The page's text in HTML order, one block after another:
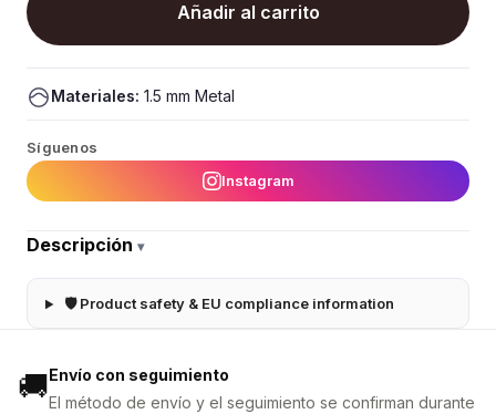
Añadir al carrito
Materiales: 1.5 mm Metal
Síguenos
Instagram
Descripción ▾
🛡 Product safety & EU compliance information
🚚Envío con seguimiento
El método de envío y el seguimiento se confirman durante